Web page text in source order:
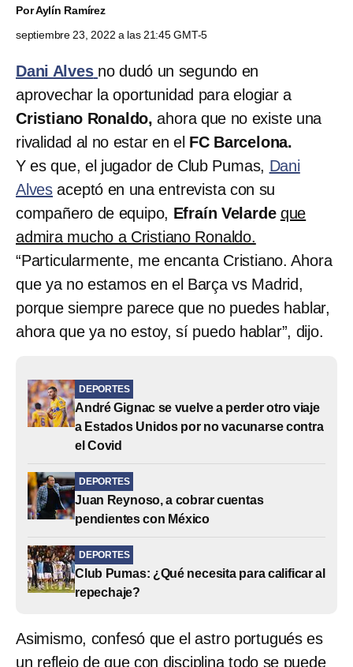
PorAylín Ramírez
septiembre 23, 2022 a las 21:45 GMT-5
Dani Alves no dudó un segundo en
aprovechar la oportunidad para elogiar a
Cristiano Ronaldo,ahora que no existe una
rivalidad al no estar en el FC Barcelona.
Y es que, el jugador de Club Pumas, Dani
Alves aceptó en una entrevista con su
compañero de equipo, Efraín Velarde que
admira mucho a Cristiano Ronaldo.
“Particularmente, me encanta Cristiano. Ahora
que ya no estamos en el Barça vs Madrid,
porque siempre parece que no puedes hablar,
ahora que ya no estoy, sí puedo hablar”, dijo.
DEPORTES
André Gignac se vuelve a perder otro viaje
a Estados Unidos por no vacunarse contra
el Covid
DEPORTES
Juan Reynoso, a cobrar cuentas
pendientes con México
DEPORTES
Club Pumas: ¿Qué necesita para calificar al
repechaje?
Asimismo, confesó que el astro portugués es
un reflejo de que con disciplina todo se puede